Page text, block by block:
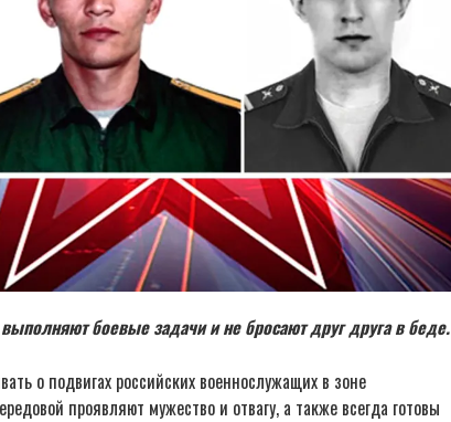
боевые задачи и не бросают друг друга в беде.
о подвигах российских военнослужащих в зоне
проявляют мужество и отвагу, а также всегда готовы